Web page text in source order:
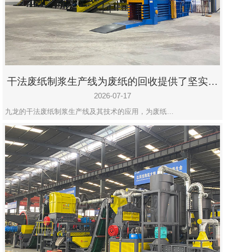
19020390
号-1
干法废纸制浆生产线为废纸的回收提供了坚实的
保障
2026-07-17
九龙的干法废纸制浆生产线及其技术的应用，为废纸…